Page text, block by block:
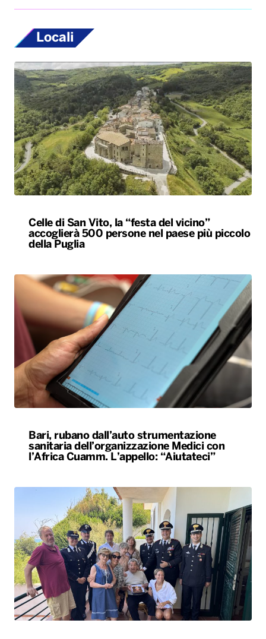
Locali
Celle di San Vito, la “festa del vicino”
accoglierà 500 persone nel paese più piccolo
della Puglia
Bari, rubano dall’auto strumentazione
sanitaria dell’organizzazione Medici con
l’Africa Cuamm. L’appello: “Aiutateci”